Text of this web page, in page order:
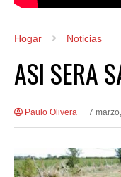
Hogar Noticias
ASI SERA
Paulo Olivera 7